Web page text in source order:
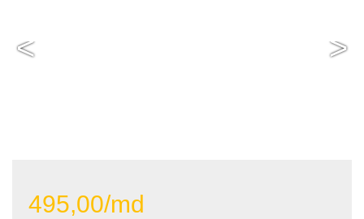
< >
495,00/md